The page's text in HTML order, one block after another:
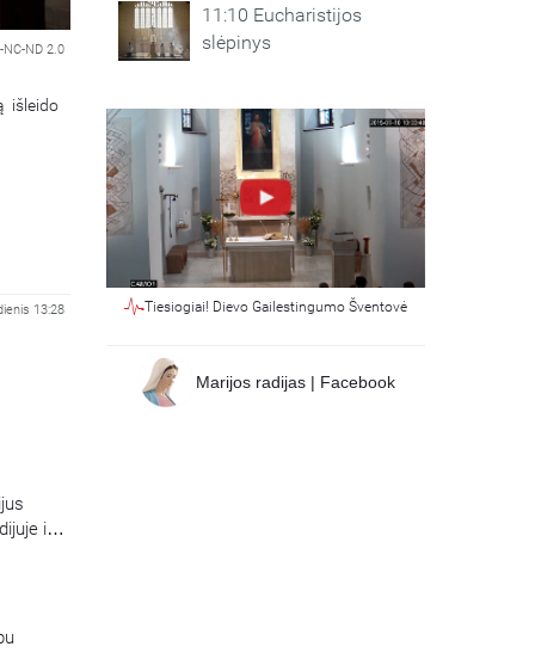
NC-ND 2.0
išleido
13:28
ir
11:10 Eucharistijos
slėpinys
Tiesiogiai! Dievo Gailestingumo Šventovė
Marijos radijas | Facebook